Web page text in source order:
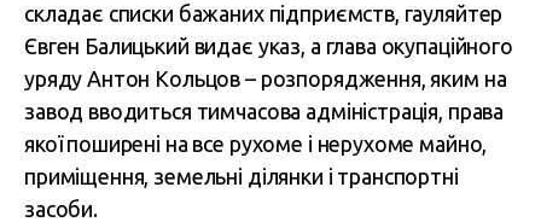
складає списки бажаних підприємств, гауляйтер
Євген Балицький видає указ, а глава окупаційного
уряду Антон Кольцов – розпорядження, яким на
завод вводиться тимчасова адміністрація, права
якої поширені на все рухоме і нерухоме майно,
приміщення, земельні ділянки і транспортні
засоби.